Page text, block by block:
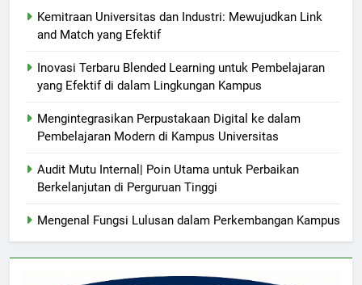
Kemitraan Universitas dan Industri: Mewujudkan Link
and Match yang Efektif
Inovasi Terbaru Blended Learning untuk Pembelajaran
yang Efektif di dalam Lingkungan Kampus
Mengintegrasikan Perpustakaan Digital ke dalam
Pembelajaran Modern di Kampus Universitas
Audit Mutu Internal| Poin Utama untuk Perbaikan
Berkelanjutan di Perguruan Tinggi
Mengenal Fungsi Lulusan dalam Perkembangan Kampus